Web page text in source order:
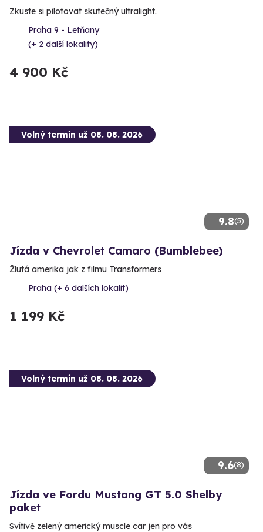
Zkuste si pilotovat skutečný ultralight.
Praha 9 - Letňany
(+ 2 další lokality)
4 900 Kč
9.8(5)
Volný termín už 08. 08. 2026
Jízda v Chevrolet Camaro (Bumblebee)
Žlutá amerika jak z filmu Transformers
Praha (+ 6 dalších lokalit)
1 199 Kč
9.6(8)
Volný termín už 08. 08. 2026
Jízda ve Fordu Mustang GT 5.0 Shelby
paket
Svítivě zelený americký muscle car jen pro vás